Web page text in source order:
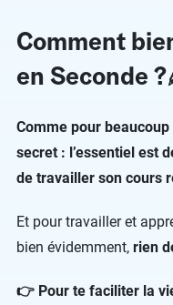
Comment
en Seconde
Comme pour
secret : l’essentiel est
de travailler son cours
Et pour travailler et
bien évidemment, rien
👉 Pour te faciliter la